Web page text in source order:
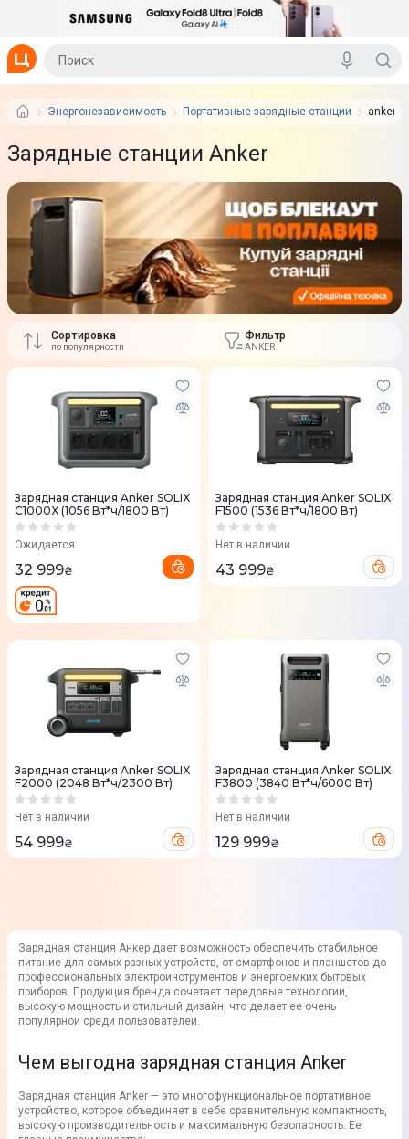
Энергонезависимость Портативные зарядные станции anker
Зарядные станции Anker
Сортировка
по популярности
Фильтр
ANKER
Зарядная станция Anker SOLIX
C1000X (1056 Вт*ч/1800 Вт)
Ожидается
32 999₴
Зарядная станция Anker SOLIX
F1500 (1536 Вт*ч/1800 Вт)
Нет в наличии
43 999₴
Зарядная станция Anker SOLIX
F2000 (2048 Вт*ч/2300 Вт)
Нет в наличии
54 999₴
Зарядная станция Anker SOLIX
F3800 (3840 Вт*ч/6000 Вт)
Нет в наличии
129 999₴
Зарядная станция Анкер дает возможность обеспечить стабильное
питание для самых разных устройств, от смартфонов и планшетов до
профессиональных электроинструментов и энергоемких бытовых
приборов. Продукция бренда сочетает передовые технологии,
высокую мощность и стильный дизайн, что делает ее очень
популярной среди пользователей.
Чем выгодна зарядная станция Anker
Зарядная станция Anker — это многофункциональное портативное
устройство, которое объединяет в себе сравнительную компактность,
высокую производительность и максимальную безопасность. Ее